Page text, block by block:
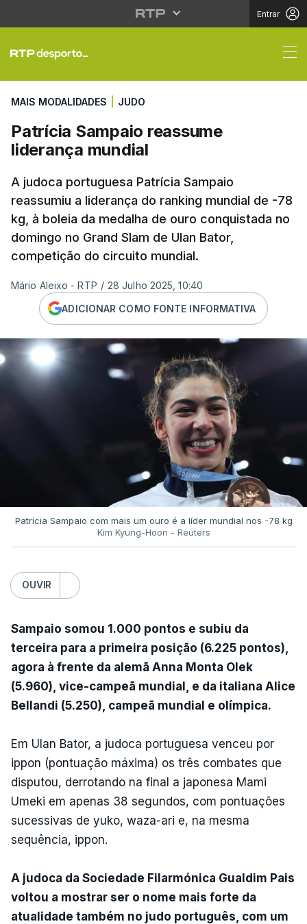
Entrar
Patrícia Sampaio
MAIS MODALIDADES JUDO
Patrícia Sampaio reassume
liderança mundial
A judoca portuguesa Patrícia Sampaio
reassumiu a liderança do ranking mundial de -78
kg, à boleia da medalha de ouro conquistada no
domingo no Grand Slam de Ulan Bator,
competição do circuito mundial.
Mário Aleixo - RTP / 28 Julho 2025, 10:40
ADICIONAR COMO FONTE INFORMATIVA
Patrícia Sampaio com mais um ouro é a líder mundial nos -78 kg
Kim Kyung-Hoon - Reuters
OUVIR
Sampaio somou 1.000 pontos e subiu da
terceira para a primeira posição (6.225 pontos),
agora à frente da alemã Anna Monta Olek
(5.960), vice-campeã mundial, e da italiana Alice
Bellandi (5.250), campeã mundial e olímpica.
Em Ulan Bator, a judoca portuguesa venceu por
ippon (pontuação máxima) os três combates que
disputou, derrotando na final a japonesa Mami
Umeki em apenas 38 segundos, com pontuações
sucessivas de yuko, waza-ari e, na mesma
sequência, ippon.
A judoca da Sociedade Filarmónica Gualdim Pais
voltou a mostrar ser o nome mais forte da
atualidade também no judo português, com um